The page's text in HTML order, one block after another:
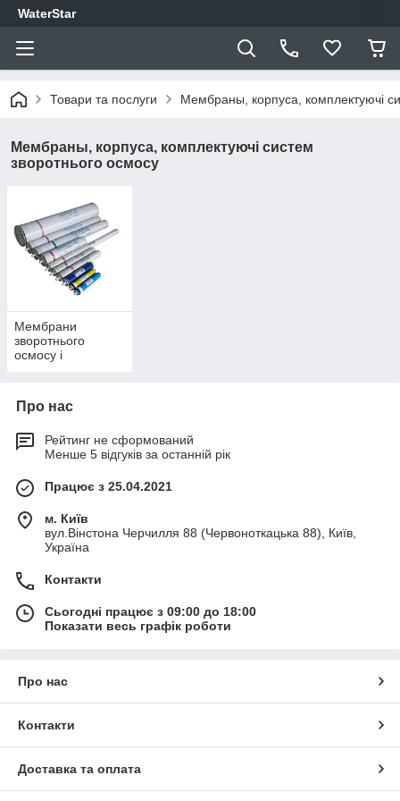
WaterStar
Товари та послуги Мембраны, корпуса, комплектуючі
Мембраны, корпуса, комплектуючі систем
зворотнього осмосу
Мембрани
зворотнього
осмосу і
Про нас
Рейтинг не сформований
Менше 5 відгуків за останній рік
Працює з 25.04.2021
м. Київ
вул.Вінстона Черчилля 88 (Червоноткацька 88), Київ,
Україна
Контакти
Сьогодні працює з 09:00 до 18:00
Показати весь графік роботи
Про нас
Контакти
Доставка та оплата